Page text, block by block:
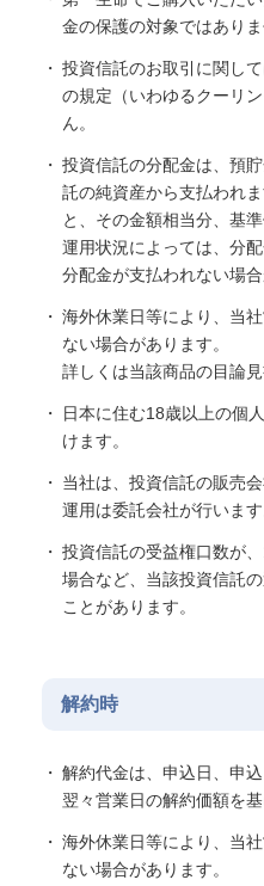
金の保護の対象ではありま
投資信託のお取引に関し
の規定（いわゆるクーリ
ん。
投資信託の分配金は、預
託の純資産から支払われ
と、その金額相当分、基
運用状況によっては、分
分配金が支払われない場合
海外休業日等により、当
ない場合があります。
詳しくは当該商品の目論
日本に住む18歳以上の個
けます。
当社は、投資信託の販売
運用は委託会社が行います
投資信託の受益権口数が
場合など、当該投資信託
ことがあります。
解約時
解約代金は、申込日、申
翌々営業日の解約価額を基
海外休業日等により、当
ない場合があります。